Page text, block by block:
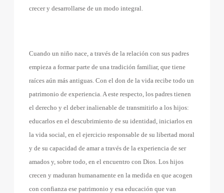
crecer y desarrollarse de un modo integral.
Cuando un niño nace, a través de la relación con sus padres
empieza a formar parte de una tradición familiar, que tiene
raíces aún más antiguas. Con el don de la vida recibe todo un
patrimonio de experiencia. A este respecto, los padres tienen
el derecho y el deber inalienable de transmitirlo a los hijos:
educarlos en el descubrimiento de su identidad, iniciarlos en
la vida social, en el ejercicio responsable de su libertad moral
y de su capacidad de amar a través de la experiencia de ser
amados y, sobre todo, en el encuentro con Dios. Los hijos
crecen y maduran humanamente en la medida en que acogen
con confianza ese patrimonio y esa educación que van